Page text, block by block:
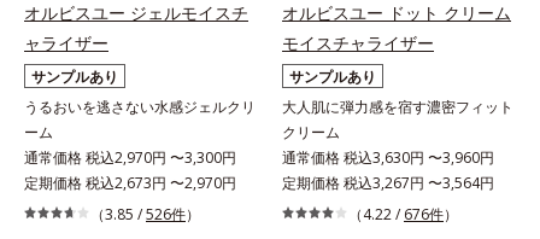
オルビスユー ジェルモイスチ
ャライザー
サンプルあり
うるおいを逃さない水感ジェルクリ
ーム
通常価格 税込2,970円 〜3,300円
定期価格 税込2,673円 〜2,970円
（3.85 /526件）
オルビスユー ドット クリーム
モイスチャライザー
サンプルあり
大人肌に弾力感を宿す濃密フィット
クリーム
通常価格 税込3,630円 〜3,960円
定期価格 税込3,267円 〜3,564円
（4.22 / 676件）